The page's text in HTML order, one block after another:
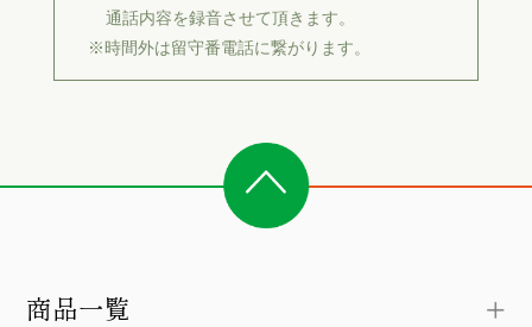
通話内容を録音させて頂きます。
※時間外は留守番電話に繋がります。
商品一覧